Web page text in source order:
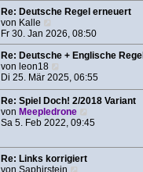
g
B
e
i
r
a
g
Re: Deutsche Regel erneuert
von Kalle
e
u
e
s
t
e
r
B
e
a
Fr 30. Jan 2026, 08:50
Re: Deutsche + Englische Regel
von leon18
e
u
e
s
t
B
e
Di 25. Mär 2025, 06:55
Re: Spiel Doch! 2/2018 Variant
von Meepledrone
e
Sa 5. Feb 2022, 09:45
Re: Links korrigiert
vonSaphirstein